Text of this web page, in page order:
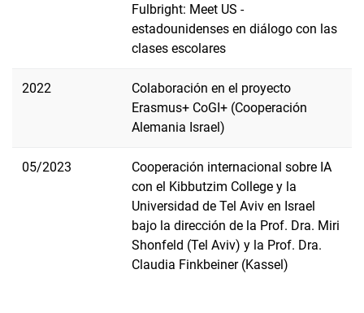
Fulbright: Meet US -
estadounidenses en diálogo con las
clases escolares
2022
Colaboración en el proyecto
Erasmus+ CoGI+ (Cooperación
Alemania Israel)
05/2023
Cooperación internacional sobre IA
con el Kibbutzim College y la
Universidad de Tel Aviv en Israel
bajo la dirección de la Prof. Dra. Miri
Shonfeld (Tel Aviv) y la Prof. Dra.
Claudia Finkbeiner (Kassel)